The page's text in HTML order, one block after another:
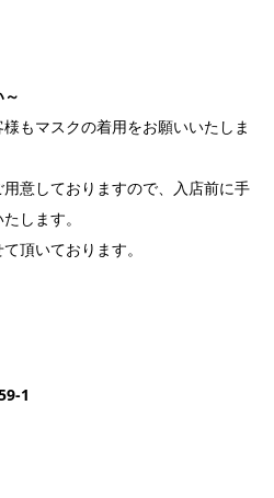
もマスクの着用をお願いいたしま
用意しておりますので、入店前に手
します。
頂いております。